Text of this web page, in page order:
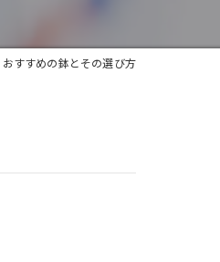
すすめの鉢とその選び方